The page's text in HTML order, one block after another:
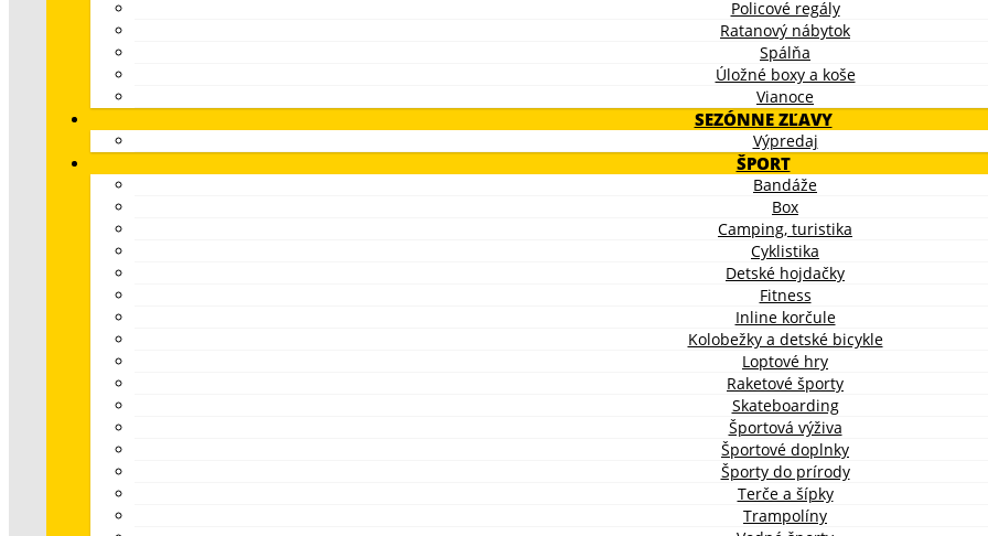
Policové regály
Ratanový nábytok
Spálňa
Úložné boxy a koše
Vianoce
SEZÓNNE ZĽAVY
Výpredaj
ŠPORT
Bandáže
Box
Camping, turistika
Cyklistika
Detské hojdačky
Fitness
Inline korčule
Kolobežky a detské bicykle
Loptové hry
Raketové športy
Skateboarding
Športová výživa
Športové doplnky
Športy do prírody
Terče a šípky
Trampolíny